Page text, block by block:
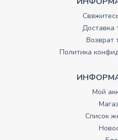
Доставка
Возврат
Политика
Мой
Список